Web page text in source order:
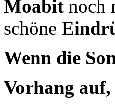
Moabit noch
schöne
Wenn die
Vorhang